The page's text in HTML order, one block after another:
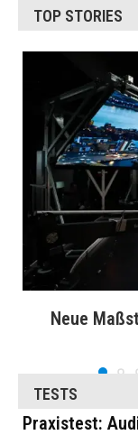
TOP STORIES
Neue
TESTS
Praxistest: